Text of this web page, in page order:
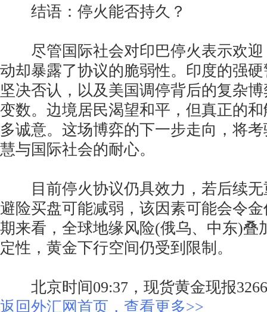
结语：停火能否持久？
尽管国际社会对印巴停火表示欢迎
动却暴露了协议的脆弱性。印度的强
坚决否认，以及美国调停背后的复杂
变数。边境居民渴望和平，但真正的
多诚意。这场博弈的下一步走向，将
慧与国际社会的耐心。
目前停火协议仍具效力，若后续无
避险买盘可能减弱，该因素可能会令
期来看，全球地缘风险(俄乌、中东)叠
定性，黄金下行空间仍受到限制。
北京时间09:37，现货黄金现报
返回外汇网首页，查看更多>>